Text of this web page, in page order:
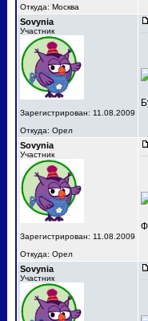
Откуда: Москва
Sovynia
Участник
Зарегистрирован: 11.08.2009
Откуда: Орел
Sovynia
Участник
Зарегистрирован: 11.08.2009
Откуда: Орел
Sovynia
Участник